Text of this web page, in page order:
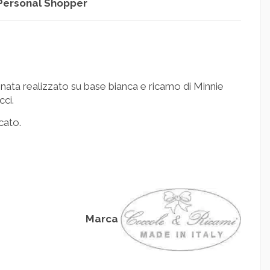
Shopper
realizzato su base bianca e ricamo di Minnie
Marca